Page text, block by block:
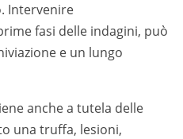
Intervenire
fasi delle indagini, può
e un lungo
anche a tutela delle
una truffa, lesioni,